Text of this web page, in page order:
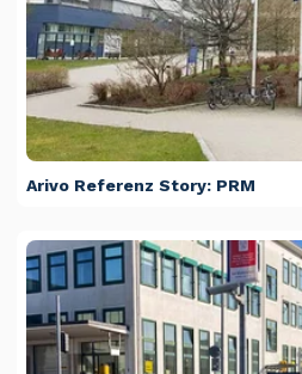
Arivo Referenz Story: PRM